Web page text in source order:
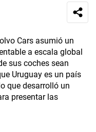
Cars asumió un
a escala global
sus coches sean
Uruguay es un país
que desarrolló un
presentar las